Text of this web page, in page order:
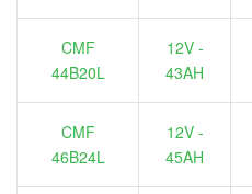
CMF
44B20L
12V -
43AH
CMF
46B24L
12V -
45AH